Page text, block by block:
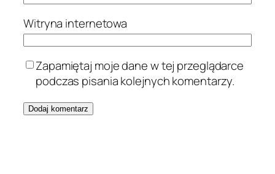
Witryna internetowa
Zapamiętaj moje dane w tej przeglądarce
podczas pisania kolejnych komentarzy.